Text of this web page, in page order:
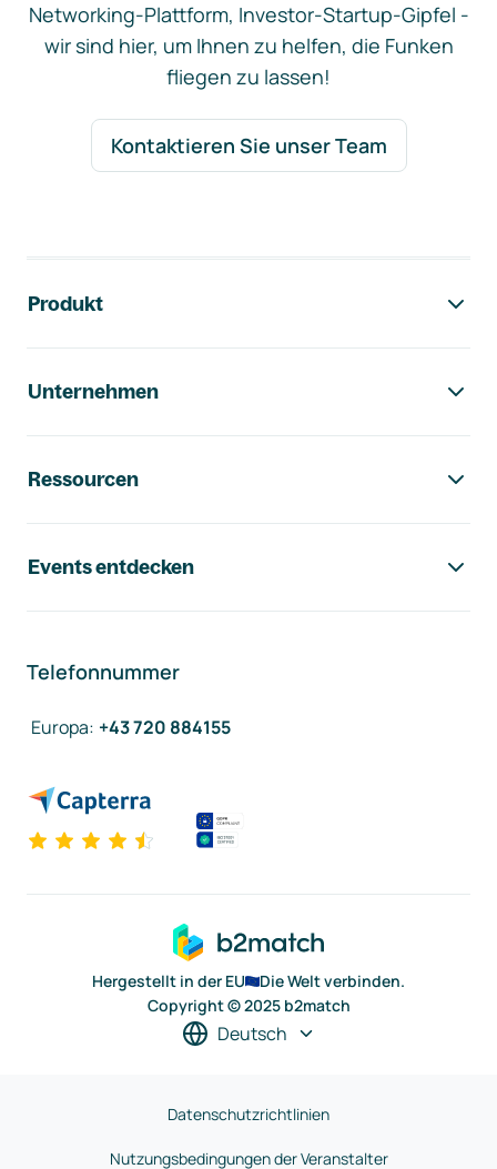
Networking-Plattform, Investor-Startup-Gipfel -
wir sind hier, um Ihnen zu helfen, die Funken
fliegen zu lassen!
Kontaktieren Sie unser Team
Produkt
Unternehmen
Ressourcen
Events entdecken
Telefonnummer
Europa: +43 720 884155
Hergestellt in der EU
Die Welt verbinden.
Copyright © 2025 b2match
Deutsch
Datenschutzrichtlinien
Nutzungsbedingungen der Veranstalter